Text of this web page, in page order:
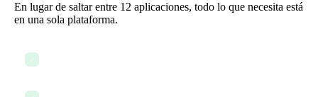
En lugar de saltar entre 12 aplicaciones, todo lo que necesita está
en una sola plataforma.